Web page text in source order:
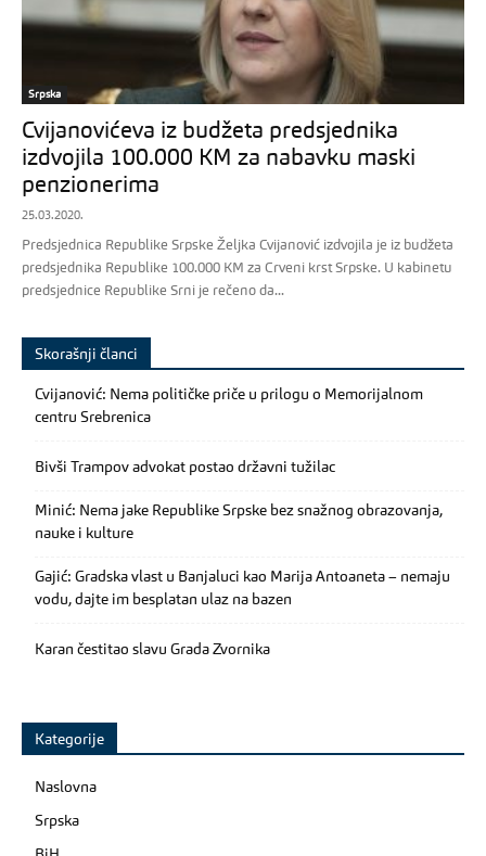
Srpska
Cvijanovićeva iz budžeta predsjednika
izdvojila 100.000 KM za nabavku maski
penzionerima
25.03.2020.
Predsjednica Republike Srpske Željka Cvijanović izdvojila je iz budžeta
predsjednika Republike 100.000 KM za Crveni krst Srpske. U kabinetu
predsjednice Republike Srni je rečeno da...
Skorašnji članci
Cvijanović: Nema političke priče u prilogu o Memorijalnom
centru Srebrenica
Bivši Trampov advokat postao državni tužilac
Minić: Nema jake Republike Srpske bez snažnog obrazovanja,
nauke i kulture
Gajić: Gradska vlast u Banjaluci kao Marija Antoaneta – nemaju
vodu, dajte im besplatan ulaz na bazen
Karan čestitao slavu Grada Zvornika
Kategorije
Naslovna
Srpska